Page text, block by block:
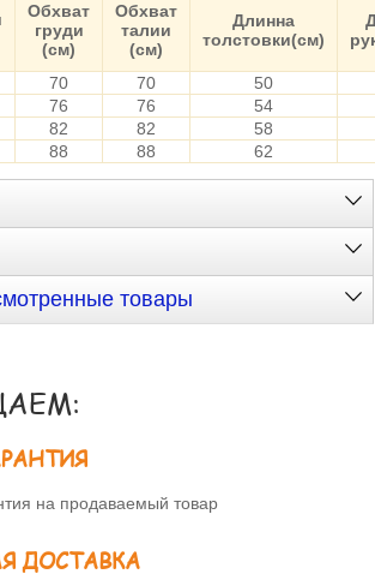
Обхват
груди
(см)
Обхват
талии
(см)
Длинна
толстовки(см)
70 70
50
76 76
54
82 82
58
88 88 62
товары
на продаваемый товар
ДОСТАВКА